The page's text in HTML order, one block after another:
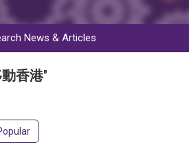
News & Articles
香港"